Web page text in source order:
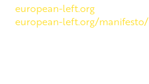
european-left.org
european-left.org/manifesto/